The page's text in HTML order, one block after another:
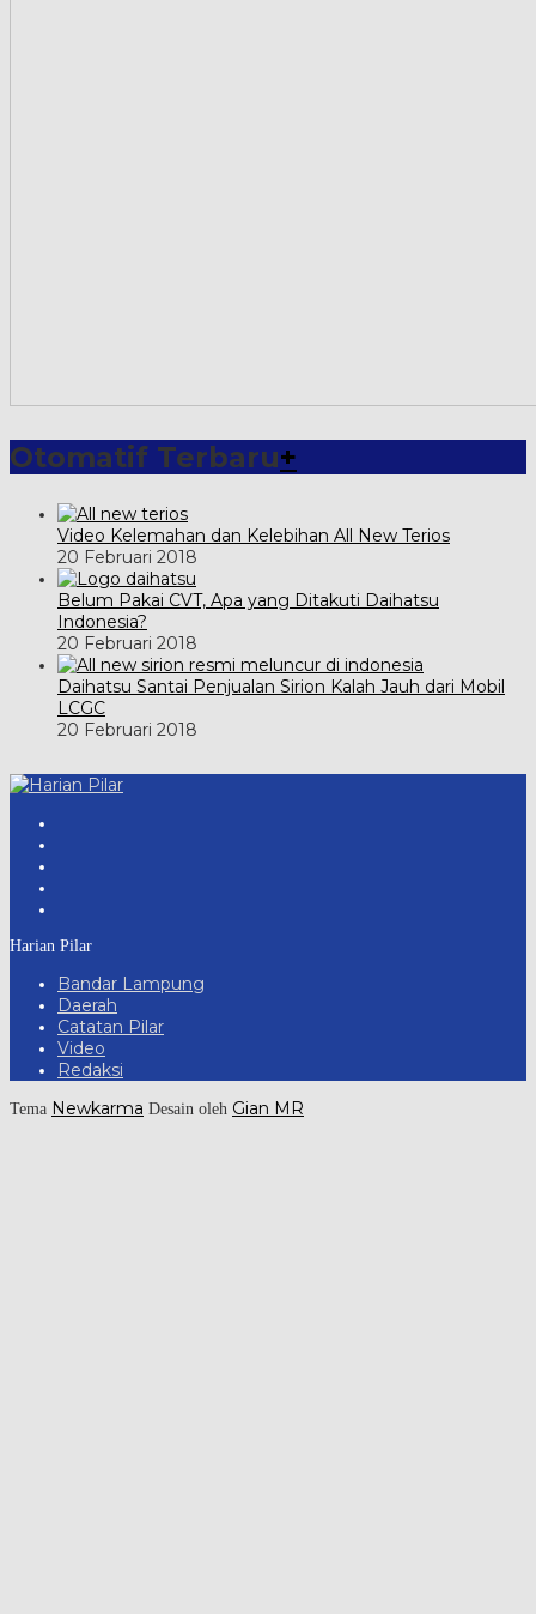
Otomatif Terbaru+
Video Kelemahan dan Kelebihan All New Terios
20 Februari 2018
Belum Pakai CVT, Apa yang Ditakuti Daihatsu
Indonesia?
20 Februari 2018
Daihatsu Santai Penjualan Sirion Kalah Jauh dari Mobil
LCGC
20 Februari 2018
Harian Pilar
Bandar Lampung
Daerah
Catatan Pilar
Video
Redaksi
Tema Newkarma Desain oleh Gian MR